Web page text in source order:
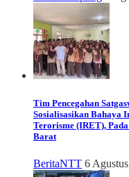
Tim Pencegahan
Sosialisasikan Bahaya
Terorisme (IRET),
Barat
BeritaNTT 6